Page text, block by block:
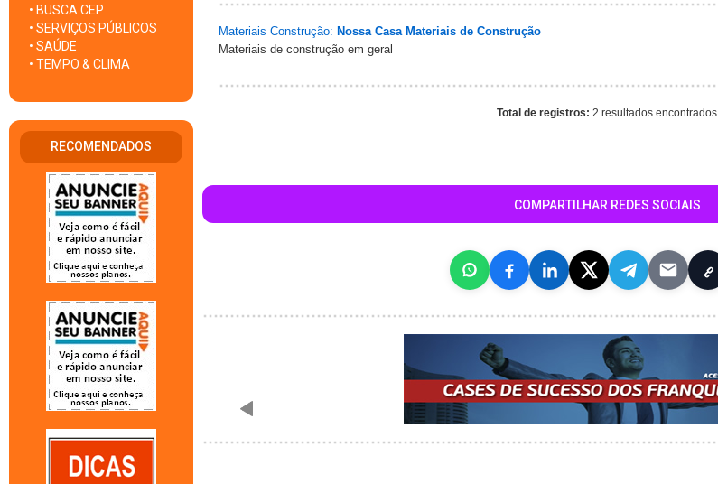
• BUSCA CEP
• SERVIÇOS PÚBLICOS
• SAÚDE
• TEMPO & CLIMA
RECOMENDADOS
Materiais Construção: Nossa Casa Materiais de Construção
Materiais de construção em geral
Total de registros: 2 resultados encontrados
COMPARTILHAR REDES SOCIAIS